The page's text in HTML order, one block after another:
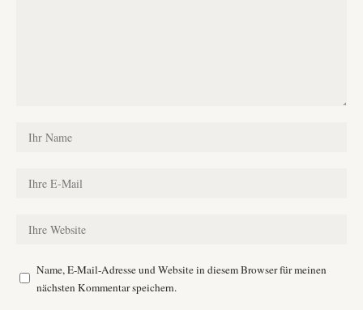
Name, E-Mail-Adresse und Website in diesem Browser für meinen
nächsten Kommentar speichern.